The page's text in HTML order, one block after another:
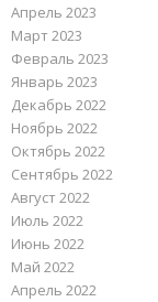
Апрель 2023
Март 2023
Февраль 2023
Январь 2023
Декабрь 2022
Ноябрь 2022
Октябрь 2022
Сентябрь 2022
Август 2022
Июль 2022
Июнь 2022
Май 2022
Апрель 2022